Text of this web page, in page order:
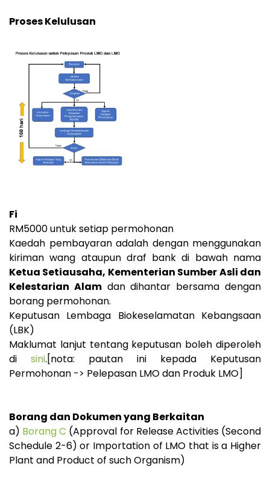
Proses Kelulusan
Fi
RM5000 untuk setiap permohonan
Kaedah pembayaran adalah dengan menggunakan
kiriman wang ataupun draf bank di bawah nama
Ketua Setiausaha, Kementerian Sumber Asli dan
Kelestarian Alamdan dihantar bersama dengan
borang permohonan.
Keputusan Lembaga Biokeselamatan Kebangsaan
(LBK)
Maklumat lanjut tentang keputusan boleh diperoleh
di sini.[nota: pautan ini kepada Keputusan
Permohonan -> Pelepasan LMO dan Produk LMO]
Borang dan Dokumen yang Berkaitan
a) Borang C (Approval for Release Activities (Second
Schedule 2-6) or Importation of LMO that is a Higher
Plant and Product of such Organism)